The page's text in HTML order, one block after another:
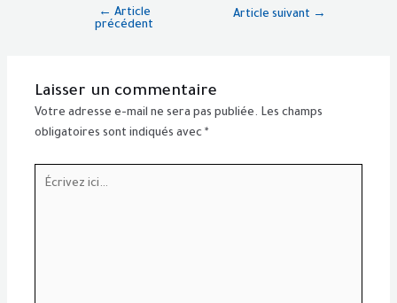
← Article
précédent
Article suivant →
Laisser un commentaire
Votre adresse e-mail ne sera pas publiée. Les champs
obligatoires sont indiqués avec*
Écrivez